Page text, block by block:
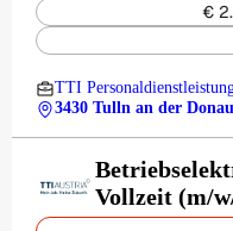
€
TTI
3430 Tulln an der Donau
Vollzeit (m/